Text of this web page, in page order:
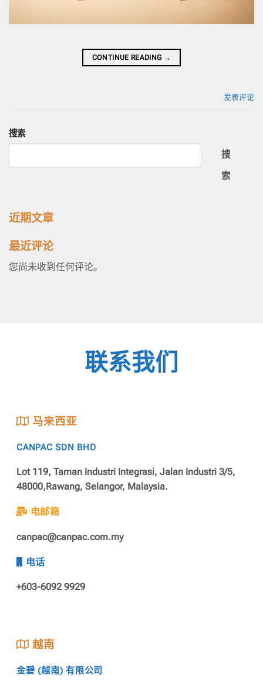
CONTINUE READING →
发表评论
搜索
搜
索
近期文章
最近评论
您尚未收到任何评论。
联系我们
马来西亚
CANPAC SDN BHD
Lot 119, Taman Industri Integrasi, Jalan Industri 3/5,
48000,Rawang, Selangor, Malaysia.
电邮箱
canpac@canpac.com.my
电话
+603-6092 9929
越南
金碧 (越南) 有限公司